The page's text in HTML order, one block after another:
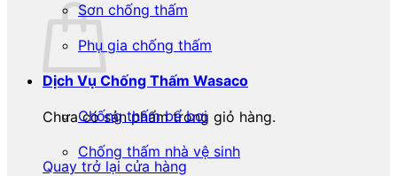
Chưa có sản phẩm trong giỏ hàng.
Quay trở lại cửa hàng
Sơn chống thấm
Phụ gia chống thấm
Dịch Vụ Chống Thấm Wasaco
Chống thấm bể bơi
Chống thấm nhà vệ sinh